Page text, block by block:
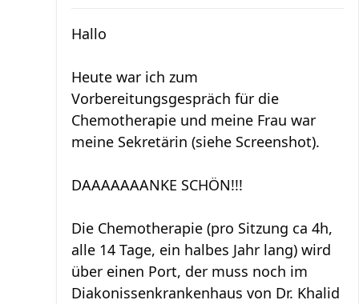
Hallo
Heute war ich zum
Vorbereitungsgespräch für die
Chemotherapie und meine Frau war
meine Sekretärin (siehe Screenshot).
DAAAAAAANKE SCHÖN!!!
Die Chemotherapie (pro Sitzung ca 4h,
alle 14 Tage, ein halbes Jahr lang) wird
über einen Port, der muss noch im
Diakonissenkrankenhaus von Dr. Khalid